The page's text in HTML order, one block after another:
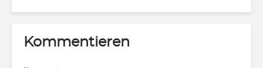
Kommentieren